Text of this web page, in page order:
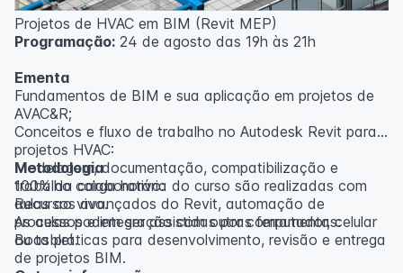
Projetos de HVAC em BIM (Revit MEP)
Programação: 24 de agosto das 19h às 21h
Ementa
Fundamentos de BIM e sua aplicação em projetos de
AVAC&R;
Conceitos e fluxo de trabalho no Autodesk Revit para
projetos HVAC:
Modelagem, documentação, compatibilização e
trabalho colaborativo:
Recursos avançados do Revit, automação de
processos e integração com outras ferramentas:
Boas práticas para desenvolvimento, revisão e entrega
de projetos BIM.
Metodologia
100% da carga horária do curso são realizadas com
aulas ao vivo.
As aulas podem ser assistidas por computador, celular
ou tablet.